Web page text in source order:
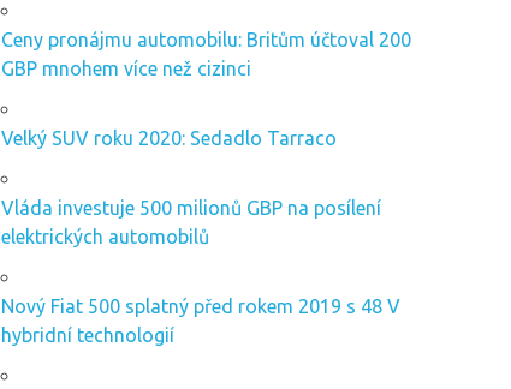
Ceny pronájmu automobilu: Britům účtoval 200
GBP mnohem více než cizinci
Velký SUV roku 2020: Sedadlo Tarraco
Vláda investuje 500 milionů GBP na posílení
elektrických automobilů
Nový Fiat 500 splatný před rokem 2019 s 48 V
hybridní technologií